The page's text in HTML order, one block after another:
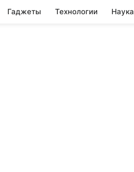
Гаджеты Технологии Наука